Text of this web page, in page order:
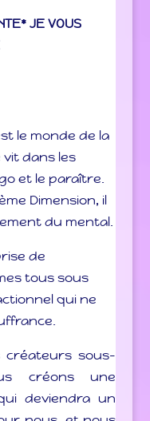
JE VOUS
le monde de la
vit dans les
et le paraître.
Dimension, il
du mental.
de
tous sous
qui ne
créateurs sous-
créons une
deviendra un